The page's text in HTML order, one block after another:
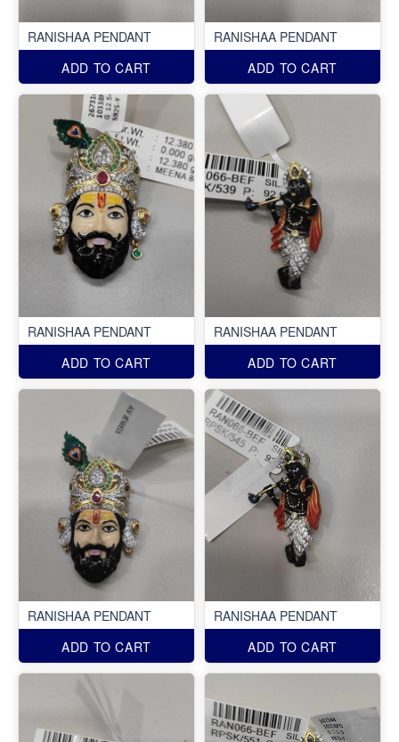
RANISHAA PENDANT
ADD TO CART
RANISHAA PENDANT
ADD TO CART
RANISHAA PENDANT
ADD TO CART
RANISHAA PENDANT
ADD TO CART
RANISHAA PENDANT
ADD TO CART
RANISHAA PENDANT
ADD TO CART